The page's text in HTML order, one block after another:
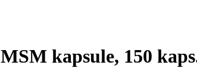
MSM kapsule, 150